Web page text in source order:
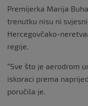
Premijerka Marija
trenutku nisu ni
Hercegovčako-
regije.
“Sve što je aerodrom
iskoraci prema
poručila je.